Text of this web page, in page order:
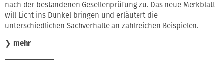
nach der bestandenen Gesellenprüfung zu. Das neue Merkblatt
will Licht ins Dunkel bringen und erläutert die
unterschiedlichen Sachverhalte an zahlreichen Beispielen.
❯ mehr